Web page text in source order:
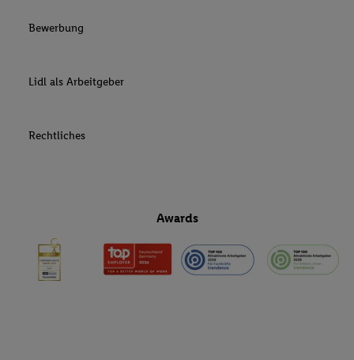
Bewerbung
Lidl als Arbeitgeber
Rechtliches
Awards